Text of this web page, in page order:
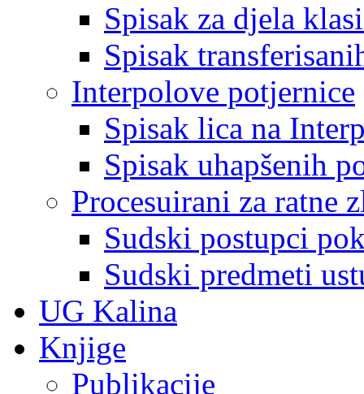
Spisak za djela
Spisak
Interpolove potjernice
Spisak lica na
Spisak uhapšenih
Procesuirani za ratne
Sudski postupci
Sudski predmeti
UG Kalina
Knjige
Publikacije